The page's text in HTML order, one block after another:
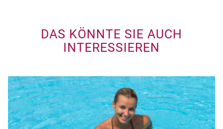
DAS KÖNNTE SIE AUCH
INTERESSIEREN